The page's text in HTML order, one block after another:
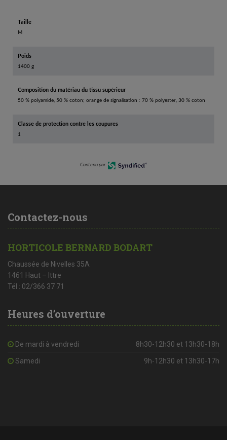
Taille
M
Poids
1400 g
Composition du matériau du tissu supérieur
50 % polyamide, 50 % coton; orange de signalisation : 70 % polyester, 30 % coton
Classe de protection contre les coupures
1
Contenu par
Contactez-nous
HORTICOLE BERNARD BODART
Chaussée de Nivelles 35A
1461 Haut – Ittre
Tél : 02/366 37 71
Heures d’ouverture
De mardi à vendredi 8h30-12h30 et 13h30-18h
Samedi 9h-12h30 et 13h30-17h